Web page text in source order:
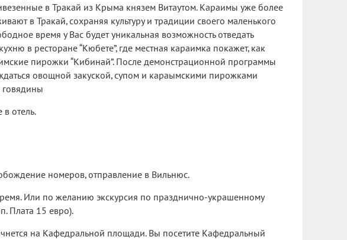
в Тракай из Крыма князем Витаутом. Караимы уже более
в Тракай, сохраняя культуру и традиции своего маленького
время у Bас будет уникальная возможность отведать
в ресторане “Кюбете”, где местная караимка покажет, как
пирожки “Кибинай”. После демонстрационной программы
овощной закуской, супом и караымскими пирожками
говядины
отель.
номеров, отправление в Вильнюс.
Или по желанию экскурсия по празднично-украшенному
Плата 15 евро).
на Кафедральной площади. Вы посетите Кафедральный